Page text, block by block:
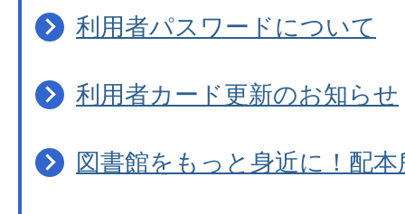
利用者パスワードについて
利用者カード更新のお知らせ
図書館をもっと身近に！配